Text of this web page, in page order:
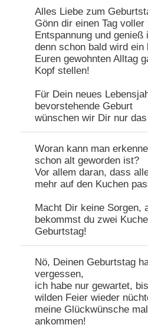
Alles Liebe zum
Gönn dir einen Tag voller
Entspannung und genieß
denn schon bald wird ein
Euren gewohnten Alltag
Kopf stellen!
Für Dein neues
bevorstehende Geburt
wünschen wir Dir nur
Woran kann man
schon alt geworden ist?
Vor allem daran, dass
mehr auf den Kuchen
Macht Dir keine Sorgen,
bekommst du zwei
Geburtstag!
Nö, Deinen Geburtstag
vergessen,
ich habe nur gewartet,
wilden Feier wieder
meine Glückwünsche
ankommen!